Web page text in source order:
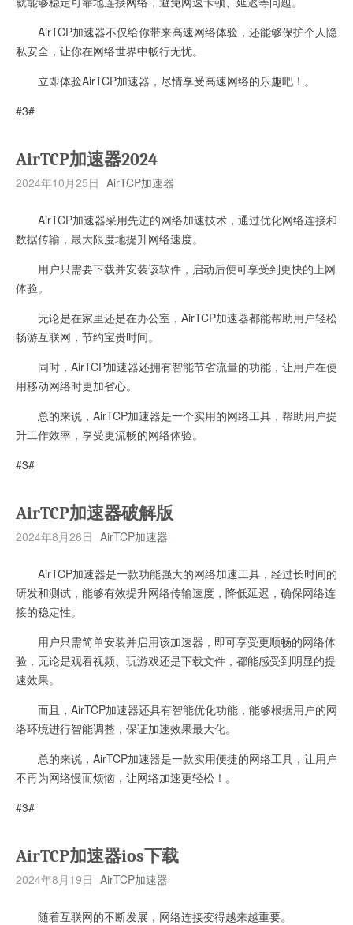
AirTCP加速器不仅给你带来高速网络体验，还能够保护个人隐
私安全，让你在网络世界中畅行无忧。
立即体验AirTCP加速器，尽情享受高速网络的乐趣吧！。
#3#
AirTCP加速器2024
2024年10月25日 AirTCP加速器
AirTCP加速器采用先进的网络加速技术，通过优化网络连接和
数据传输，最大限度地提升网络速度。
用户只需要下载并安装该软件，启动后便可享受到更快的上网
体验。
无论是在家里还是在办公室，AirTCP加速器都能帮助用户轻松
畅游互联网，节约宝贵时间。
同时，AirTCP加速器还拥有智能节省流量的功能，让用户在使
用移动网络时更加省心。
总的来说，AirTCP加速器是一个实用的网络工具，帮助用户提
升工作效率，享受更流畅的网络体验。
#3#
AirTCP加速器破解版
2024年8月26日 AirTCP加速器
AirTCP加速器是一款功能强大的网络加速工具，经过长时间的
研发和测试，能够有效提升网络传输速度，降低延迟，确保网络连
接的稳定性。
用户只需简单安装并启用该加速器，即可享受更顺畅的网络体
验，无论是观看视频、玩游戏还是下载文件，都能感受到明显的提
速效果。
而且，AirTCP加速器还具有智能优化功能，能够根据用户的网
络环境进行智能调整，保证加速效果最大化。
总的来说，AirTCP加速器是一款实用便捷的网络工具，让用户
不再为网络慢而烦恼，让网络加速更轻松！。
#3#
AirTCP加速器ios下载
2024年8月19日 AirTCP加速器
随着互联网的不断发展，网络连接变得越来越重要。